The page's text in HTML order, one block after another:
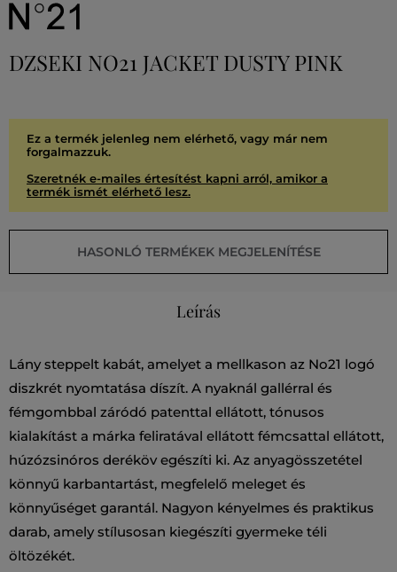
DZSEKI NO21 JACKET DUSTY PINK
Ez a termék jelenleg nem elérhető, vagy már nem
forgalmazzuk.
Szeretnék e-mailes értesítést kapni arról, amikor a
termék ismét elérhető lesz.
HASONLÓ TERMÉKEK MEGJELENÍTÉSE
Leírás
Lány steppelt kabát, amelyet a mellkason az No21 logó
diszkrét nyomtatása díszít. A nyaknál gallérral és
fémgombbal záródó patenttal ellátott, tónusos
kialakítást a márka feliratával ellátott fémcsattal ellátott,
húzózsinóros deréköv egészíti ki. Az anyagösszetétel
könnyű karbantartást, megfelelő meleget és
könnyűséget garantál. Nagyon kényelmes és praktikus
darab, amely stílusosan kiegészíti gyermeke téli
öltözékét.